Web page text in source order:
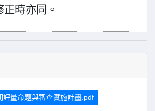
時亦同。
評量命題與審查實施計畫.pdf